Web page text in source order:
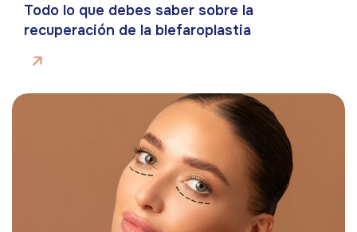
Todo lo que debes saber sobre la
recuperación de la blefaroplastia